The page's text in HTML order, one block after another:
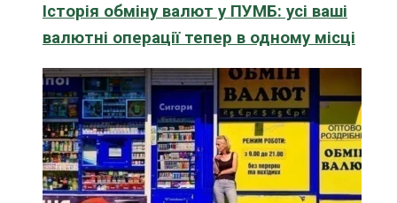
Історія обміну валют у ПУМБ: усі ваші
валютні операції тепер в одному місці